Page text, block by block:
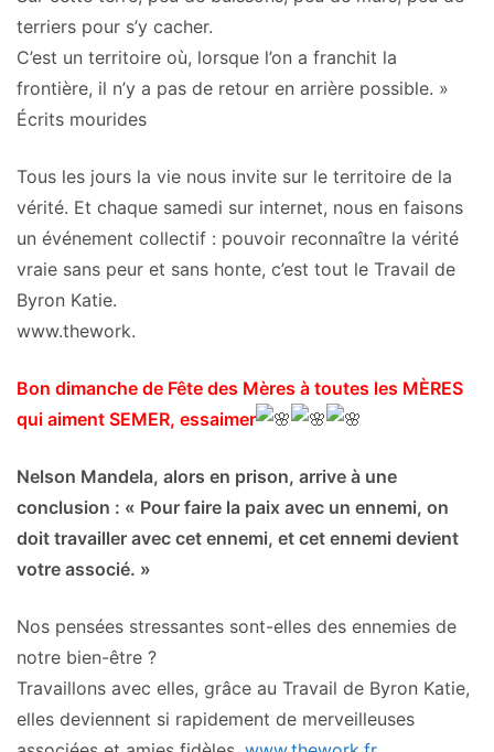
terriers pour s’y cacher.
C’est un territoire où, lorsque l’on a franchit la
frontière, il n’y a pas de retour en arrière possible. »
Écrits mourides
Tous les jours la vie nous invite sur le territoire de la
vérité. Et chaque samedi sur internet, nous en faisons
un événement collectif : pouvoir reconnaître la vérité
vraie sans peur et sans honte, c’est tout le Travail de
Byron Katie.
www.thework.
Bon dimanche de Fête des Mères à toutes les MÈRES
qui aiment SEMER, essaimer
Nelson Mandela, alors en prison, arrive à une
conclusion : « Pour faire la paix avec un ennemi, on
doit travailler avec cet ennemi, et cet ennemi devient
votre associé. »
Nos pensées stressantes sont-elles des ennemies de
notre bien-être ?
Travaillons avec elles, grâce au Travail de Byron Katie,
elles deviennent si rapidement de merveilleuses